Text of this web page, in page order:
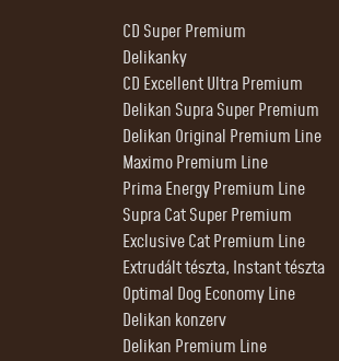
CD Super Premium
Delikanky
CD Excellent Ultra Premium
Delikan Supra Super Premium
Delikan Original Premium Line
Maximo Premium Line
Prima Energy Premium Line
Supra Cat Super Premium
Exclusive Cat Premium Line
Extrudált tészta, Instant tészta
Optimal Dog Economy Line
Delikan konzerv
Delikan Premium Line